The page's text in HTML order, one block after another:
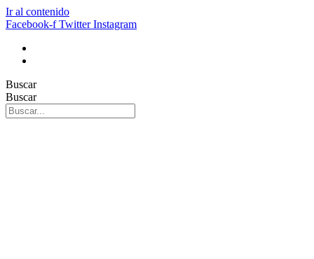
Ir al contenido
Facebook-f Twitter Instagram
Buscar
Buscar